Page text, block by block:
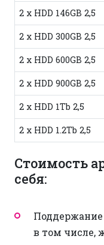
2 x HDD 146GB 2,5
2 x HDD 300GB 2,5
2 x HDD 600GB 2,5
2 x HDD 900GB 2,5
2 x HDD 1Tb 2,5
2 x HDD 1.2Tb 2,5
Стоимость
себя:
Поддержание
в том числе,